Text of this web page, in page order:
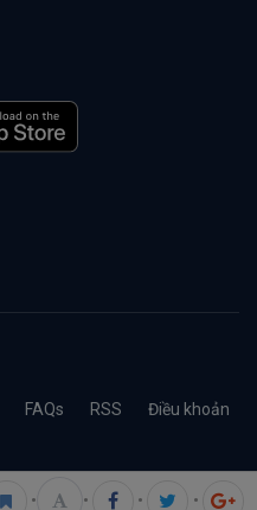
• • • •
FAQs RSS Điều khoản